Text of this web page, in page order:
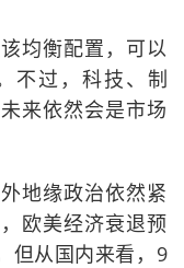
均衡配置，可以
不过，科技、制
来依然会是市场
地缘政治依然紧
欧美经济衰退预
但从国内来看，9